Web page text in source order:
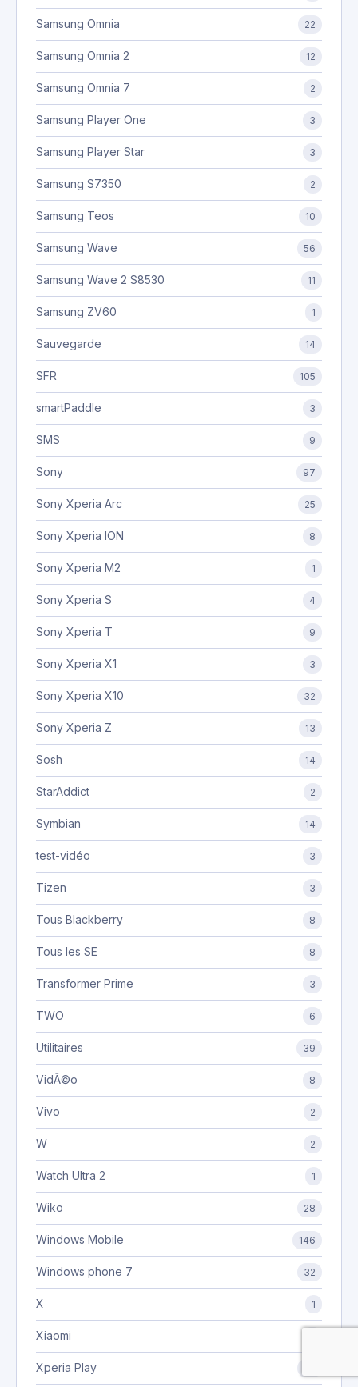
Samsung Omnia 22
Samsung Omnia 2 12
Samsung Omnia 7 2
Samsung Player One 3
Samsung Player Star 3
Samsung S7350 2
Samsung Teos 10
Samsung Wave 56
Samsung Wave 2 S8530 11
Samsung ZV60 1
Sauvegarde 14
SFR 105
smartPaddle 3
SMS 9
Sony 97
Sony Xperia Arc 25
Sony Xperia ION 8
Sony Xperia M2 1
Sony Xperia S 4
Sony Xperia T 9
Sony Xperia X1 3
Sony Xperia X10 32
Sony Xperia Z 13
Sosh 14
StarAddict 2
Symbian 14
test-vidéo 3
Tizen 3
Tous Blackberry 8
Tous les SE 8
Transformer Prime 3
TWO 6
Utilitaires 39
VidÃ©o 8
Vivo 2
W 2
Watch Ultra 2 1
Wiko 28
Windows Mobile 146
Windows phone 7 32
X 1
Xiaomi
Xperia Play